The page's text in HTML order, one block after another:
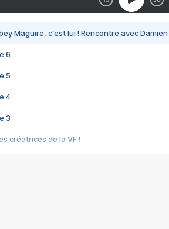
Maguire, c'est lui ! Rencontre avec
6
5
4
3
créatrices de la VF !